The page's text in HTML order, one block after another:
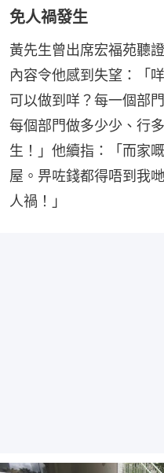
免人禍發生
黃先生曾出席宏福苑聽
內容令他感到失望：「
可以做到咩？每一個部
每個部門做多少少、行
生！」他續指：「而家
屋。畀咗錢都得唔到我
人禍！」